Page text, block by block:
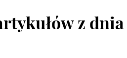
z dnia